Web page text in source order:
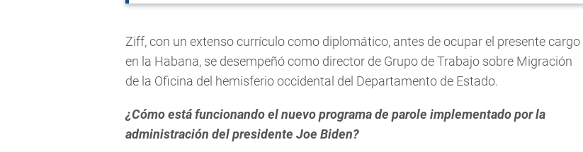
Ziff, con un extenso currículo como diplomático, antes de ocupar el presente cargo
en la Habana, se desempeñó como director de Grupo de Trabajo sobre Migración
de la Oficina del hemisferio occidental del Departamento de Estado.
¿Cómo está funcionando el nuevo programa de parole implementado por la
administración del presidente Joe Biden?